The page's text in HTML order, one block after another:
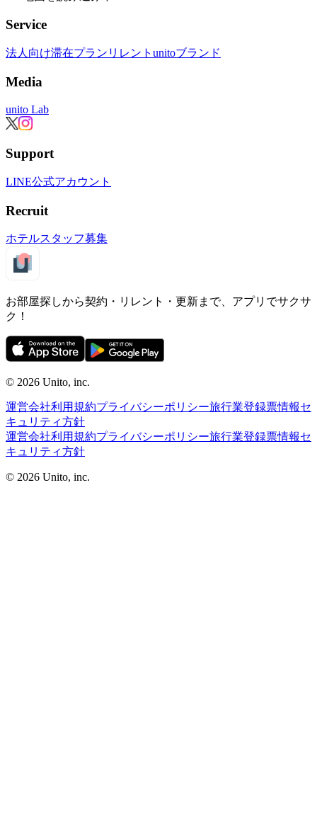
Service
法人向け滞在プラン リレント unitoブランド
Media
unito Lab
Support
LINE公式アカウント
Recruit
ホテルスタッフ募集
お部屋探しから契約・リレント・更新まで、アプリでサクサ
ク！
©︎ 2026 Unito, inc.
運営会社利用規約プライバシーポリシー旅行業登録票情報セ
キュリティ方針
運営会社利用規約プライバシーポリシー旅行業登録票情報セ
キュリティ方針
©︎ 2026 Unito, inc.